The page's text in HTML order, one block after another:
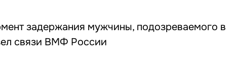
задержания мужчины, подозреваемого в
связи ВМФ России